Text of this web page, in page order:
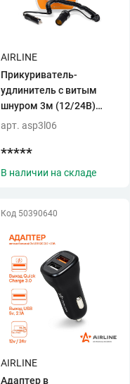
AIRLINE
Прикуриватель-
удлинитель с витым
шнуром 3м (12/24В)
5А/60Вт (AIRLINE) (ASP-
арт. asp3l06
*****
В наличии на складе
Код 50390640
AIRLINE
Адаптер в